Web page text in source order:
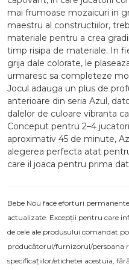
mai frumoase mozaicuri in
maestru al constructiilor,
materiale pentru a crea
timp risipa de materiale. In
grija dale colorate, le
urmaresc sa completeze
Jocul adauga un plus de
anterioare din seria Azul,
dalelor de culoare vibranta
Conceput pentru 2–4
aproximativ 45 de minute,
alegerea perfecta atat
care il joaca pentru prima
Bebe Nou face eforturi
actualizate. Excepții pentru care
de cele ale produsului comandat
producătorul/furnizorul/persoana
specificațiilor/etichetei acestuia,